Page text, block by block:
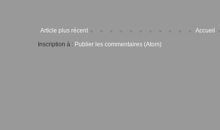
Article plus récent
Accueil
Inscription à : Publier les commentaires (Atom)